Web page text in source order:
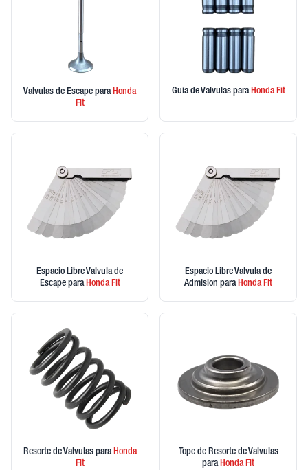
Valvulas de Escape paraHonda
Fit
Guia de Valvulas paraHondaFit
Espacio Libre Valvula de
Escape paraHondaFit
Espacio Libre Valvula de
Admision paraHondaFit
Resorte de Valvulas paraHonda
Fit
Tope de Resorte de Valvulas
paraHondaFit